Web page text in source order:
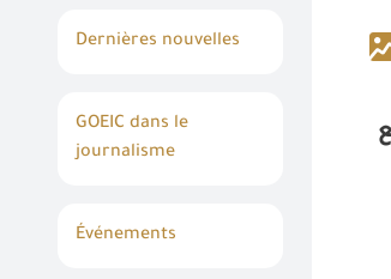
Dernières nouvelles
GOEIC dans le
journalisme
Événements